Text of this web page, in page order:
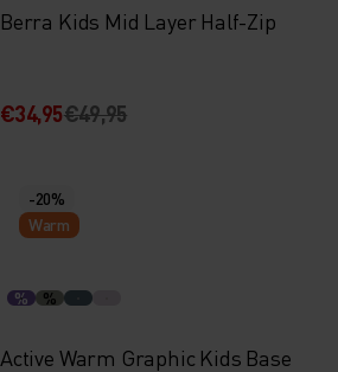
Berra Kids Mid Layer Half-Zip
€34,95€49,95
-20%
Warm
% %
Active Warm Graphic Kids Base